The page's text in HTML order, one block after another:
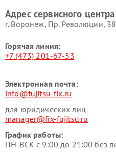
Адрес сервисного
г. Воронеж, Пр. Революции, 38
Горячая линия:
+7 (473) 201-67-53
Электронная почта:
info@fujitsu-fix.ru
для юридических лиц
manager@fix-fujitsu.ru
График работы:
ПН-ВСК с 9:00 до 21:00 без